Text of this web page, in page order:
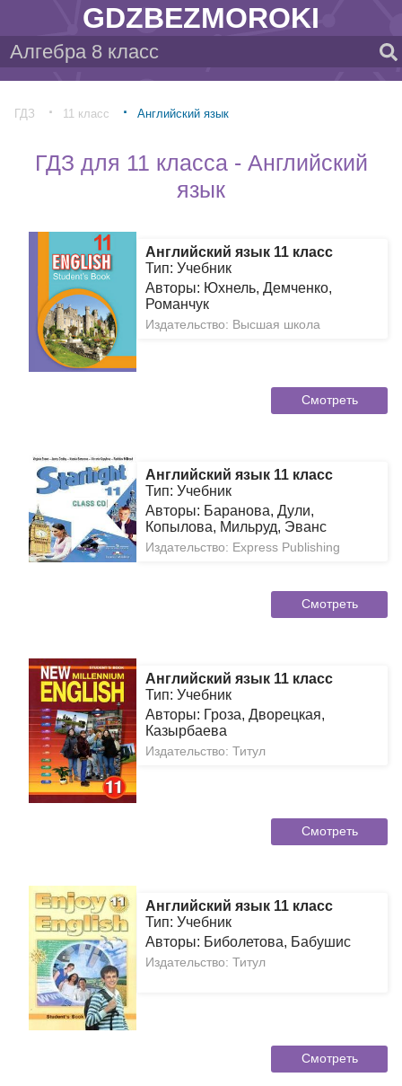
GDZBEZMOROKI
ГДЗ 11 класс Английский язык
ГДЗ для 11 класса - Английский
язык
Английский язык 11 класс
Тип: Учебник
Авторы: Юхнель, Демченко,
Романчук
Издательство: Высшая школа
Смотреть
Английский язык 11 класс
Тип: Учебник
Авторы: Баранова, Дули,
Копылова, Мильруд, Эванс
Издательство: Express Publishing
Смотреть
Английский язык 11 класс
Тип: Учебник
Авторы: Гроза, Дворецкая,
Казырбаева
Издательство: Титул
Смотреть
Английский язык 11 класс
Тип: Учебник
Авторы: Биболетова, Бабушис
Издательство: Титул
Смотреть